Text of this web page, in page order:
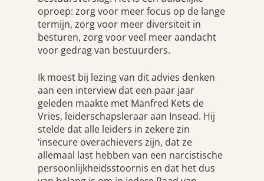
oproep: zorg voor meer focus op de lange
termijn, zorg voor meer diversiteit in
besturen, zorg voor veel meer aandacht
voor gedrag van bestuurders.
Ik moest bij lezing van dit advies denken
aan een interview dat een paar jaar
geleden maakte met Manfred Kets de
Vries, leiderschapsleraar aan Insead. Hij
stelde dat alle leiders in zekere zin
‘insecure overachievers zijn, dat ze
allemaal last hebben van een narcistische
persoonlijkheidsstoornis en dat het dus